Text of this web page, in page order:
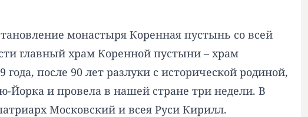
монастыря Коренная пустынь со всей
главный храм Коренной пустыни – храм
после 90 лет разлуки с исторической родиной,
Йорка и провела в нашей стране три недели. В
Московский и всея Руси Кирилл.